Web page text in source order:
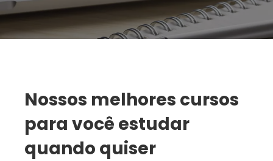
Nossos melhores cursos
para você estudar
quando quiser